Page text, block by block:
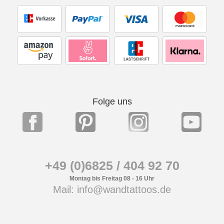
Folge uns
+49 (0)6825 / 404 92 70
Montag bis Freitag 08 - 16 Uhr
Mail: info@wandtattoos.de